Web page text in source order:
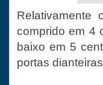
comprido em 4
baixo em 5
portas